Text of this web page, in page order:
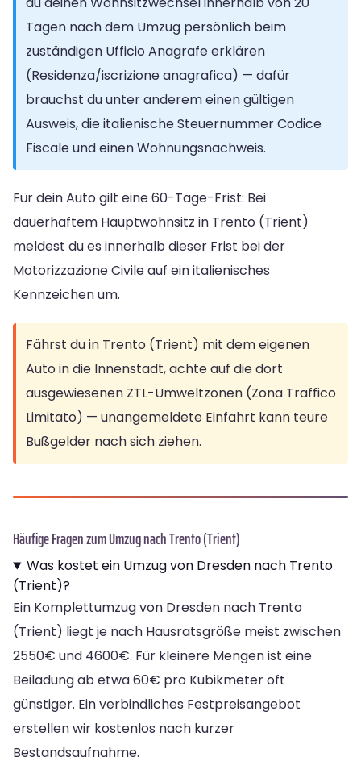
Tagen nach dem Umzug persönlich beim
zuständigen Ufficio Anagrafe erklären
(Residenza/iscrizione anagrafica) — dafür
brauchst du unter anderem einen gültigen
Ausweis, die italienische Steuernummer Codice
Fiscale und einen Wohnungsnachweis.
Für dein Auto gilt eine 60-Tage-Frist: Bei
dauerhaftem Hauptwohnsitz in Trento (Trient)
meldest du es innerhalb dieser Frist bei der
Motorizzazione Civile auf ein italienisches
Kennzeichen um.
Fährst du in Trento (Trient) mit dem eigenen
Auto in die Innenstadt, achte auf die dort
ausgewiesenen ZTL-Umweltzonen (Zona Traffico
Limitato) — unangemeldete Einfahrt kann teure
Bußgelder nach sich ziehen.
Häufige Fragen zum Umzug nach Trento (Trient)
Was kostet ein Umzug von Dresden nach Trento
(Trient)?
Ein Komplettumzug von Dresden nach Trento
(Trient) liegt je nach Hausratsgröße meist zwischen
2550€ und 4600€. Für kleinere Mengen ist eine
Beiladung ab etwa 60€ pro Kubikmeter oft
günstiger. Ein verbindliches Festpreisangebot
erstellen wir kostenlos nach kurzer
Bestandsaufnahme.